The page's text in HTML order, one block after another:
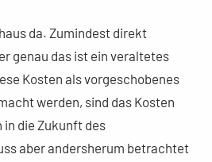
da. Zumindest direkt
genau das ist ein veraltetes
Kosten als vorgeschobenes
werden, sind das Kosten
in die Zukunft des
aber andersherum betrachtet